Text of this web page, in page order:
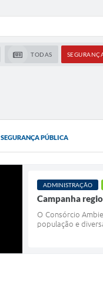
TODAS
SEGURANÇA PÚBLICA
ADMINISTRAÇÃO
Campanha
O Consórcio
população e